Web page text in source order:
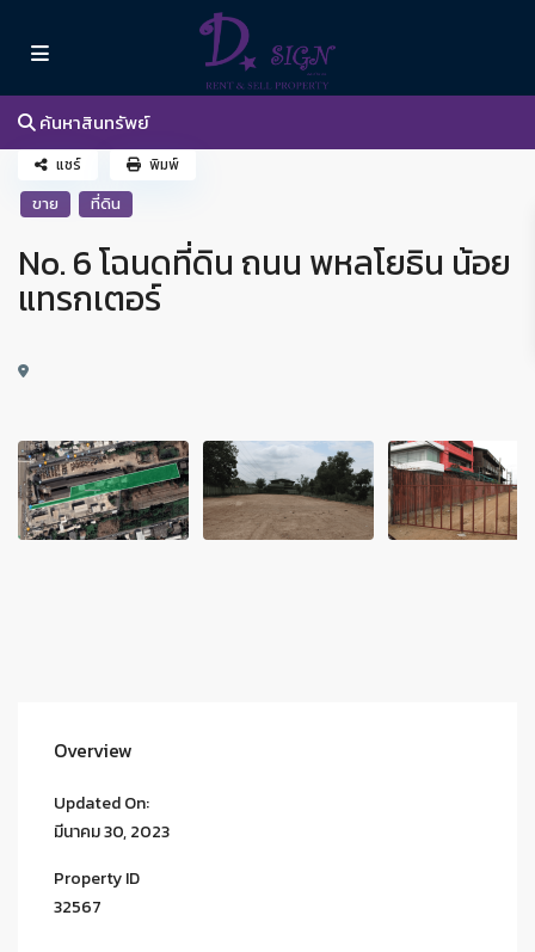
ค้นหาสินทรัพย์
ขาย ที่ดิน
No. 6 โฉนดที่ดิน ถนน พหลโยธิน น้อย
แทรกเตอร์
แชร์ พิมพ์
Overview
Updated On:
มีนาคม 30, 2023
Property ID
32567